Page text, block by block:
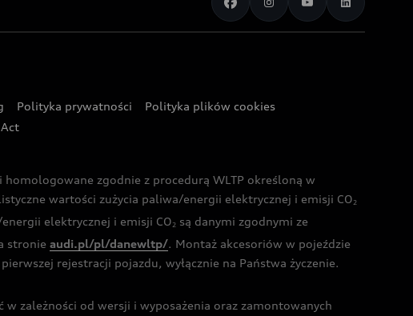
Polityka prywatności
Polityka plików cookies
zgodnie z procedurą WLTP określoną w
wartości zużycia paliwa/energii elektrycznej i emisji CO2
elektrycznej i emisji CO2 są danymi zgodnymi ze
stronie audi.pl/pl/danewltp/. Montaż akcesoriów w pojeździe
rejestracji pojazdu, wyłącznie na Państwa życzenie.
zależności od wersji i wyposażenia oraz zamontowanych